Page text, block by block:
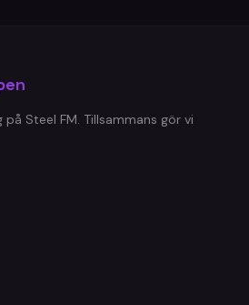
Steel FM. Tillsammans gör vi